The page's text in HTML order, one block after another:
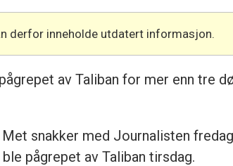
derfor inneholde utdatert informasjon.
av Taliban for mer enn tre
snakker med Journalisten
ble pågrepet av Taliban tirsdag.